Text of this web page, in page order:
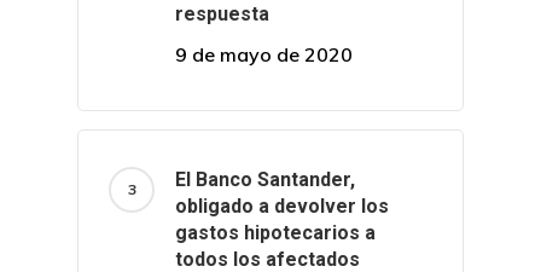
respuesta
9 de mayo de 2020
El Banco Santander,
obligado a devolver los
gastos hipotecarios a
todos los afectados